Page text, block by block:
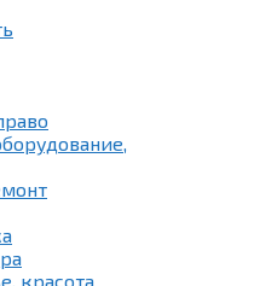
красота